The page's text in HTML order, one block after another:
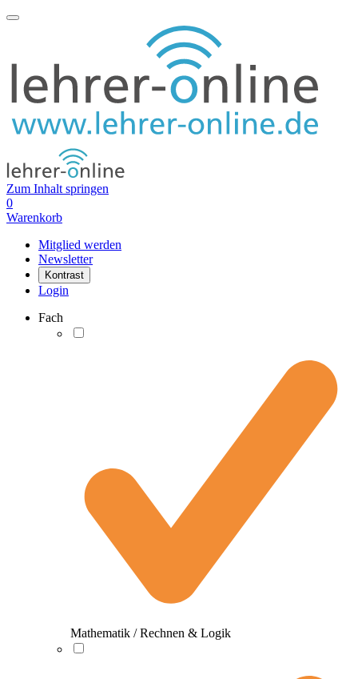
Zum Inhalt springen
0
Warenkorb
Mitglied werden
Newsletter
Kontrast
Login
Fach
Mathematik / Rechnen & Logik